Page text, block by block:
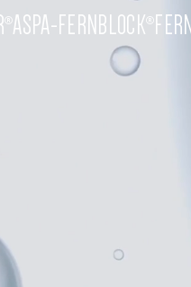
®ASPA-FERNBLOCK®